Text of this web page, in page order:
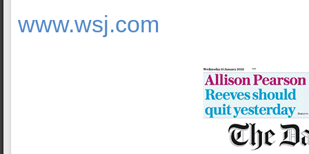
www.wsj.com